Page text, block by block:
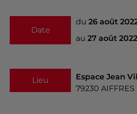
Date
du 26 août
au 27 août
Lieu
Espace Jean
79230 AIFFRES